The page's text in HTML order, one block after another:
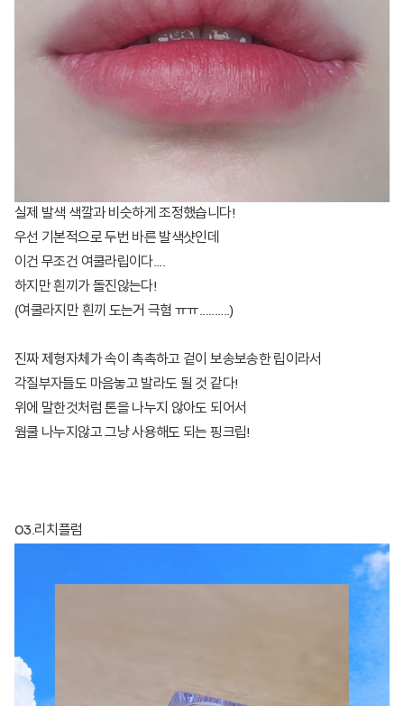
실제 발색 색깔과 비슷하게 조정했습니다!
우선 기본적으로 두번 바른 발색샷인데
이건 무조건 여쿨라립이다....
하지만 흰끼가 돌진않는다!
(여쿨라지만 흰끼 도는거 극혐 ㅠㅠ..........)
진짜 제형자체가 속이 촉촉하고 겉이 보송보송한 립이라서
각질부자들도 마음놓고 발라도 될 것 같다!
위에 말한것처럼 톤을 나누지 않아도 되어서
웜쿨 나누지않고 그냥 사용해도 되는 핑크립!
03.리치플럼